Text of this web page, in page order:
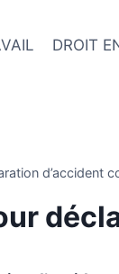
DROIT
d’accident